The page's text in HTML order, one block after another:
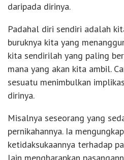
daripada dirinya.
Padahal diri sendiri adalah
buruknya kita yang
kita sendirilah yang paling
mana yang akan kita ambil.
sesuatu menimbulkan
dirinya.
Misalnya seseorang yang
pernikahannya. Ia
ketidaksukaannya terhadap